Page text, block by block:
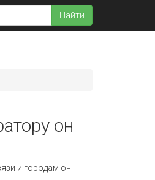
Найти
он
и городам он